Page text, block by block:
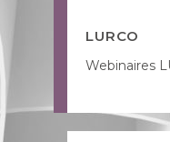
LURCO
Webinaires